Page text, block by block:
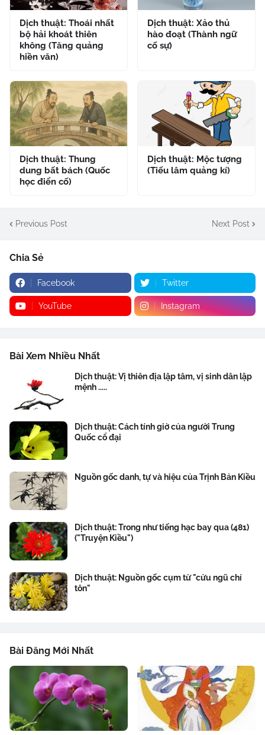
Dịch thuật: Thoái nhất
bộ hải khoát thiên
không (Tăng quảng
hiền văn)
Dịch thuật: Xảo thủ
hào đoạt (Thành ngữ
cố sự)
Dịch thuật: Thung
dung bất bách (Quốc
học điển cố)
Dịch thuật: Mộc tượng
(Tiếu lâm quảng kí)
Previous Post Next Post
Chia Sẻ
Facebook Twitter
YouTube Instagram
Bài Xem Nhiều Nhất
Dịch thuật: Vị thiên địa lập tâm, vị sinh dân lập
mệnh .....
Dịch thuật: Cách tính giờ của người Trung
Quốc cổ đại
Nguồn gốc danh, tự và hiệu của Trịnh Bản Kiều
Dịch thuật: Trong như tiếng hạc bay qua (481)
("Truyện Kiều")
Dịch thuật: Nguồn gốc cụm từ "cửu ngũ chí
tôn"
Bài Đăng Mới Nhất